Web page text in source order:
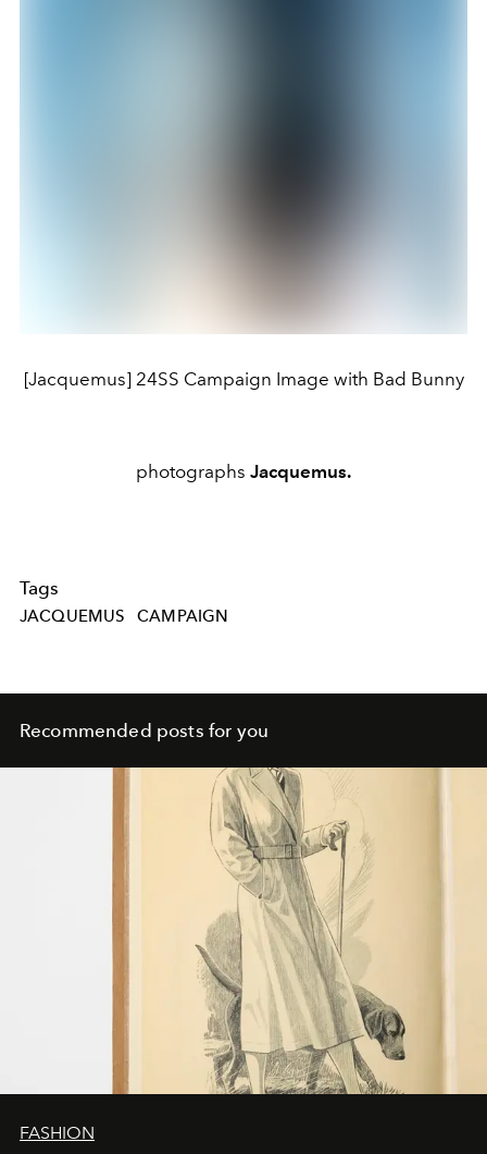
[Jacquemus] 24SS Campaign Image with Bad Bunny
photographs Jacquemus.
Tags
JACQUEMUS CAMPAIGN
Recommended posts for you
FASHION